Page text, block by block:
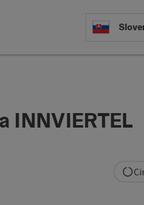
INNVIERTEL